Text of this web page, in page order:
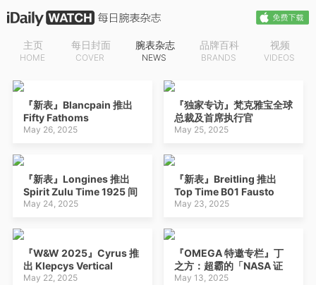
主页
HOME
每日封面
COVER
腕表杂志
NEWS
品牌百科
BRANDS
视频
VIDEOS
『新表』Blancpain 推出
Fifty Fathoms
Automatique 42mm 五十
May 26, 2025
『独家专访』梵克雅宝全球
总裁及首席执行官
Catherine Rénier：梵克
May 25, 2025
『新表』Longines 推出
Spirit Zulu Time 1925 间
金双色两地时腕表：庆祝祖
May 24, 2025
『新表』Breitling 推出
Top Time B01 Fausto
Coppi & Gino Bartali
时码表：致敬意大利传奇自
行车运动员
May 23, 2025
『W&W 2025』Cyrus 推
出 Klepcys Vertical
Sapphire Tourbillon
May 22, 2025
『OMEGA 特邀专栏』丁
之方：超霸的「NASA 证
书」是如何考取的？
May 13, 2025